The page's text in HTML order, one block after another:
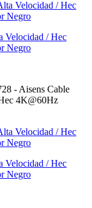
Velocidad / Hec
Negro
- Aisens Cable
4K@60Hz
Velocidad / Hec
Negro